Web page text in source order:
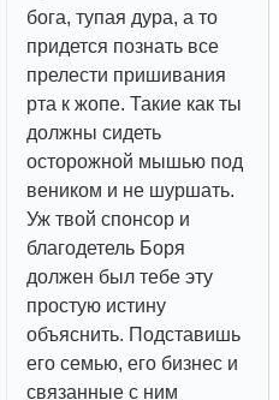
бога, тупая дура, а то
придется познать все
прелести пришивания
рта к жопе. Такие как ты
должны сидеть
осторожной мышью под
веником и не шуршать.
Уж твой спонсор и
благодетель Боря
должен был тебе эту
простую истину
объяснить. Подставишь
его семью, его бизнес и
связанные с ним